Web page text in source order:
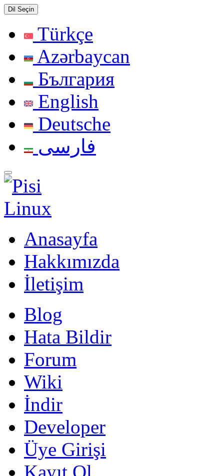
Dil Seçin
Türkçe
Azərbaycan
България
English
Deutsche
فارسی
Anasayfa
Hakkımızda
İletişim
Blog
Hata Bildir
Forum
Wiki
İndir
Developer
Üye Girişi